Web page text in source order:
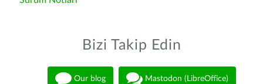
Bizi Takip Edin
Our blog Mastodon (LibreOffice)